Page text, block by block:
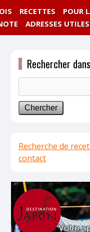
POUR
RECETTES
ADRESSES UTILES
Rechercher
Recherche de
contact